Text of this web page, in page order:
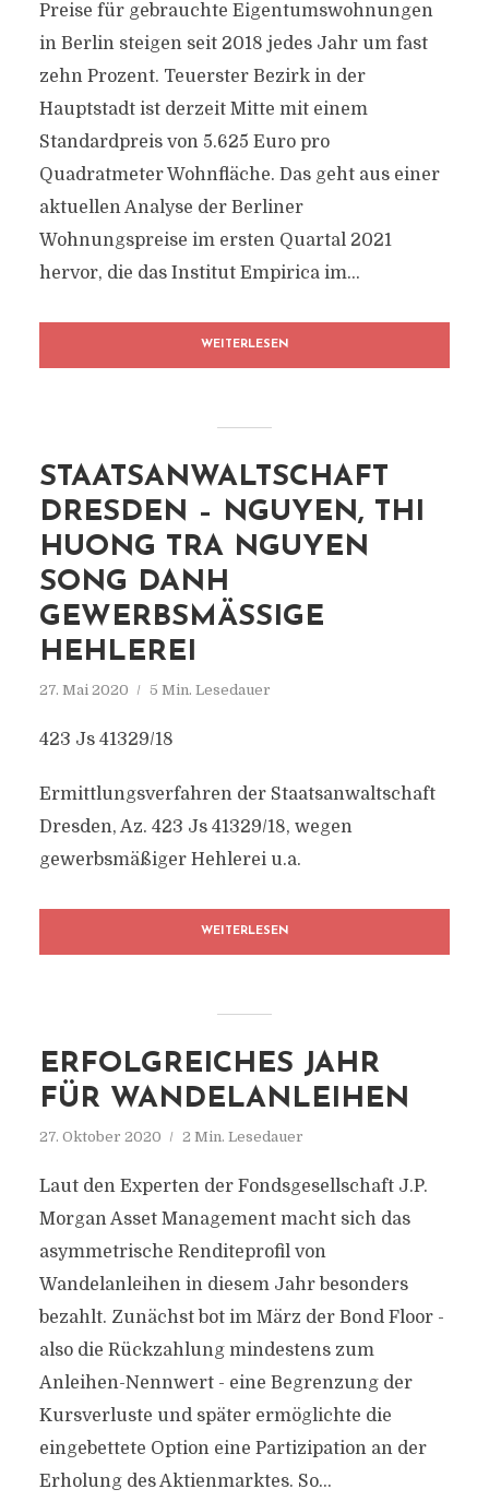
Preise für gebrauchte Eigentumswohnungen
in Berlin steigen seit 2018 jedes Jahr um fast
zehn Prozent. Teuerster Bezirk in der
Hauptstadt ist derzeit Mitte mit einem
Standardpreis von 5.625 Euro pro
Quadratmeter Wohnfläche. Das geht aus einer
aktuellen Analyse der Berliner
Wohnungspreise im ersten Quartal 2021
hervor, die das Institut Empirica im...
WEITERLESEN
STAATSANWALTSCHAFT
DRESDEN – NGUYEN, THI
HUONG TRA NGUYEN
SONG DANH
GEWERBSMÄSSIGE H
EHLEREI
27. Mai 2020 5 Min. Lesedauer
423 Js 41329/18
Ermittlungsverfahren der Staatsanwaltschaft
Dresden, Az. 423 Js 41329/18, wegen
gewerbsmäßiger Hehlerei u.a.
WEITERLESEN
ERFOLGREICHES JAHR
FÜR WANDELANLEIHEN
27. Oktober 2020 2 Min. Lesedauer
Laut den Experten der Fondsgesellschaft J.P.
Morgan Asset Management macht sich das
asymmetrische Renditeprofil von
Wandelanleihen in diesem Jahr besonders
bezahlt. Zunächst bot im März der Bond Floor -
also die Rückzahlung mindestens zum
Anleihen-Nennwert - eine Begrenzung der
Kursverluste und später ermöglichte die
eingebettete Option eine Partizipation an der
Erholung des Aktienmarktes. So...